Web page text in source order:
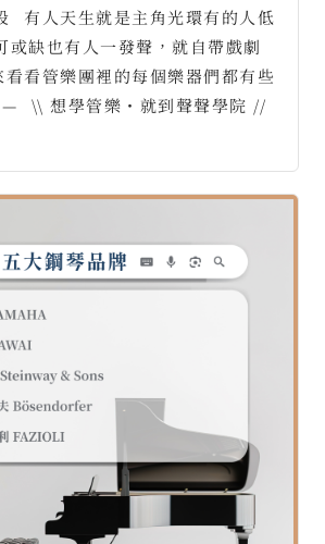
⠀有人天生就是主角光環有的人低
或缺也有人一發聲，就自帶戲劇
看管樂團裡的每個樂器們都有些
想學管樂・就到聲聲學院 //